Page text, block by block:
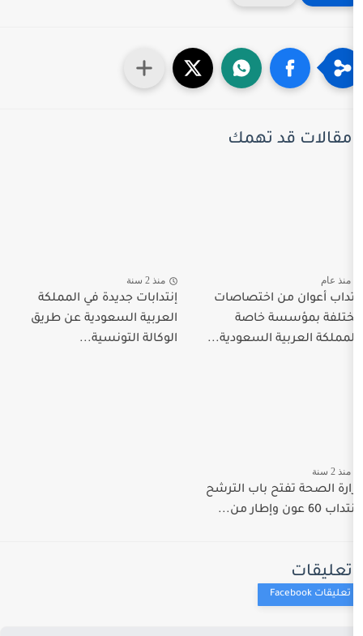
تهمك
اختصاصات
خاصة
السعودية...
إنتدابات جديدة في المملكة
العربية السعودية عن طريق
الوكالة التونسية...
باب الترشح